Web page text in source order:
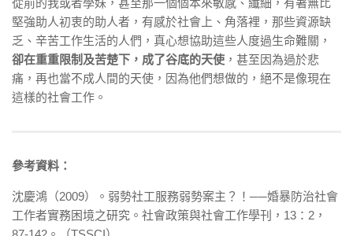
堅強助人初衷的助人者，有感於社會上、角落裡，那些資源缺
乏、辛苦工作生活的人們，真心想協助這些人度過生命難關，
卻在重重限制及苦楚下，成了谷底的天使 ，甚至因為過於悲
痛，再也當不成人間的天使，因為他們想做的，絕不是像現在
這樣的社會工作。
參考資料：
沈慶鴻（2009）。弱勢社工服務弱勢案主？！──婚暴防治社會
工作者實務困境之研究。社會政策與社會工作學刊，13：2，